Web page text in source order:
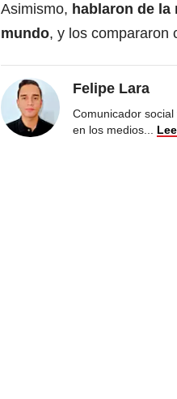
Asimismo, hablaron de la
mundo, y los compararon
Felipe Lara
Comunicador
en los medios